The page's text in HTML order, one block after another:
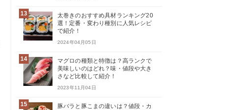
13
太巻きのおすすめ具材ランキング20
選！定番・変わり種別に人気レシピ
で紹介！
2024年04月05日
14
マグロの種類と特徴は？高ランクで
美味しいのはどれ？味・値段や大き
さなど比較して紹介！
2023年11月04日
15
豚バラと豚こまの違いは？値段・カ